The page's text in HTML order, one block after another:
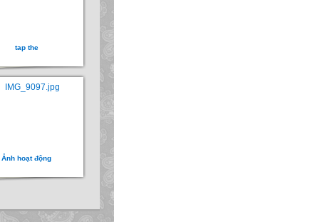
tap the
Ảnh hoạt động